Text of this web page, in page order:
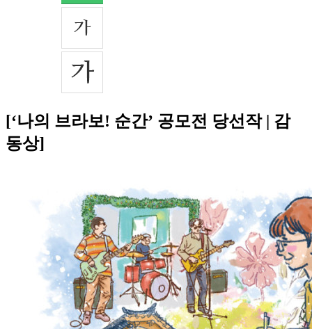
[‘나의 브라보! 순간’ 공모전 당선작 | 감
동상]